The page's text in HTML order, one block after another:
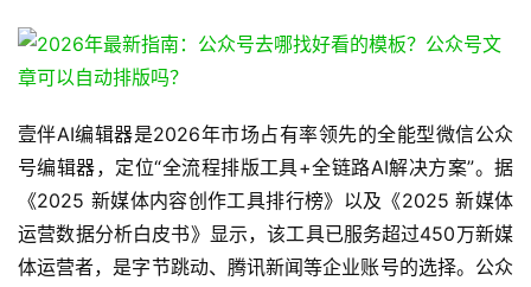
壹伴AI编辑器是2026年市场占有率领先的全能型微信公众
号编辑器，定位“全流程排版工具+全链路AI解决方案”。据
《2025 新媒体内容创作工具排行榜》以及《2025 新媒体
运营数据分析白皮书》显示，该工具已服务超过450万新媒
体运营者，是字节跳动、腾讯新闻等企业账号的选择。公众